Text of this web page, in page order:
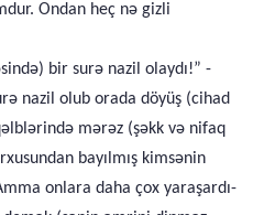
Ondan heç nə gizli
bir surə nazil olaydı!” -
nazil olub orada döyüş (cihad
mərəz (şəkk və nifaq
bayılmış kimsənin
onlara daha çox yaraşardı-